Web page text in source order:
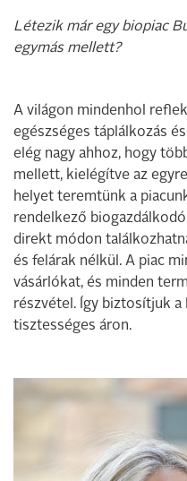
Létezik már egy biopiac
egymás mellett?
A világon mindenhol
egészséges táplálkozás
elég nagy ahhoz, hogy
mellett, kielégítve az
helyet teremtünk a
rendelkező
direkt módon
és felárak nélkül. A piac
vásárlókat, és minden
részvétel. Így biztosítjuk
tisztességes áron.